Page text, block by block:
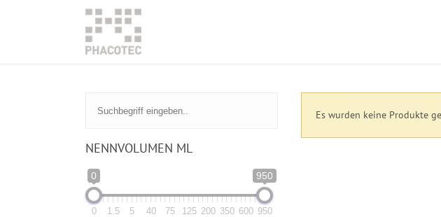
Es wurden keine Produkte
NENNVOLUMEN ML
0 950
0 1.5 5 40 75 125 200 350 600 950